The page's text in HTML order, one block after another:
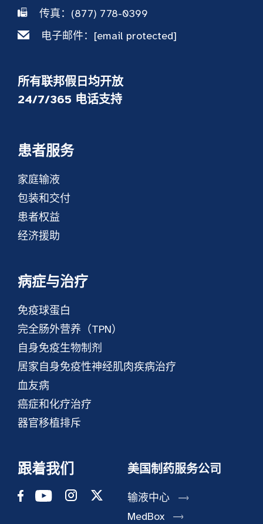
传真：(877) 778-0399
电子邮件： [email protected]
所有联邦假日均开放
24/7/365 电话支持
患者服务
家庭输液
包装和交付
患者权益
经济援助
病症与治疗
免疫球蛋白
完全肠外营养（TPN）
自身免疫生物制剂
居家自身免疫性神经肌肉疾病治疗
血友病
癌症和化疗治疗
器官移植排斥
跟着我们 美国制药服务公司
输液中心
MedBox